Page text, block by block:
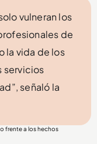
vulneran los
de
la vida de los
servicios
señaló la
frente a los hechos